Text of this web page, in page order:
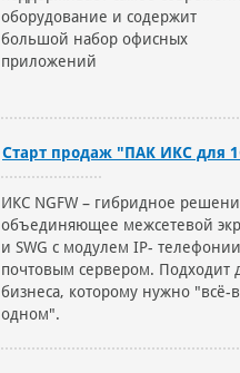
оборудование и содержит
большой набор офисных
приложений
Старт продаж "ПАК ИКС для
ИКС NGFW – гибридное
объединяющее межсетевой
и SWG с модулем IP-
почтовым сервером. Подходит
бизнеса, которому нужно "всё-
одном".